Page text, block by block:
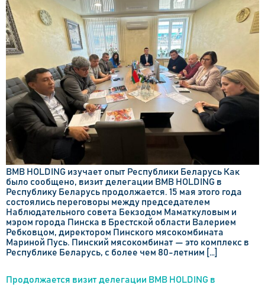
BMB HOLDING изучает опыт Республики Беларусь Как
было сообщено, визит делегации BMB HOLDING в
Республику Беларусь продолжается. 15 мая этого года
состоялись переговоры между председателем
Наблюдательного совета Бекзодом Маматкуловым и
мэром города Пинска в Брестской области Валерием
Ребковцом, директором Пинского мясокомбината
Мариной Пусь. Пинский мясокомбинат — это комплекс в
Республике Беларусь, с более чем 80-летним […]
Продолжается визит делегации BMB HOLDING в